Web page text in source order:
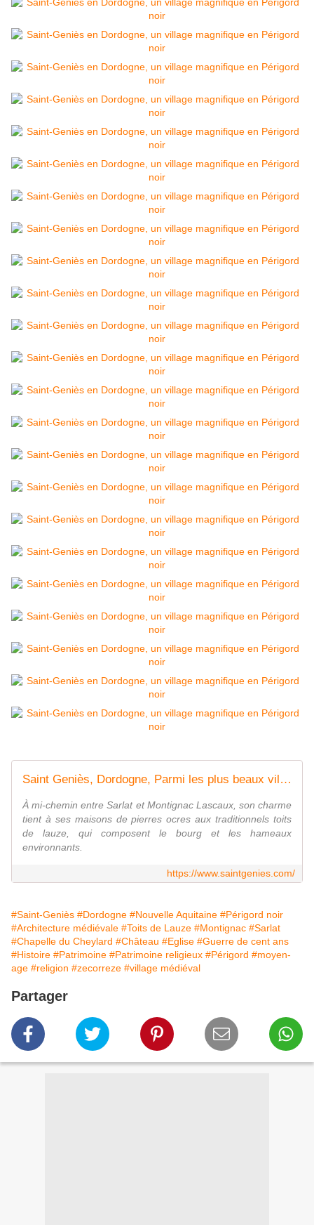
Saint Geniès, Dordogne, Parmi les plus beaux villages du Périgord Noir
À mi-chemin entre Sarlat et Montignac Lascaux, son charme
tient à ses maisons de pierres ocres aux traditionnels toits
de lauze, qui composent le bourg et les hameaux
environnants.
https://www.saintgenies.com/
#Saint-Geniès #Dordogne #Nouvelle Aquitaine #Périgord noir
#Architecture médiévale #Toits de Lauze #Montignac #Sarlat
#Chapelle du Cheylard #Château #Eglise #Guerre de cent ans
#Histoire #Patrimoine #Patrimoine religieux #Périgord #moyen-
age #religion #zecorreze #village médiéval
Partager